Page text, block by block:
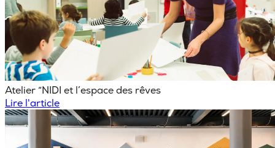
Atelier “NIDI et l’espace des rêves
Lire l'article